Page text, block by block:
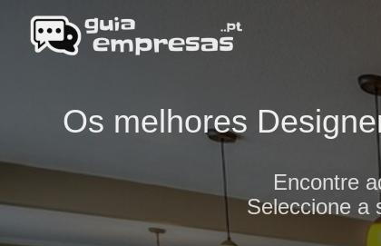
Os melhores
Encontre
Seleccione a